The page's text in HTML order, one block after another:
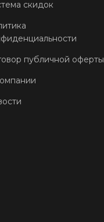
скидок
публичной оферты